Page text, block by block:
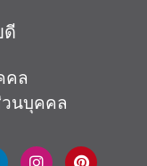
ดี​
คล
นบุคคล